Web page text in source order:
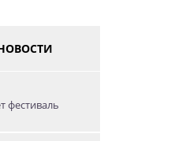
фестиваль